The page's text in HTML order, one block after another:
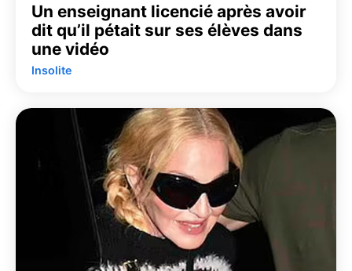
Un enseignant licencié après avoir
dit qu’il pétait sur ses élèves dans
une vidéo
Insolite